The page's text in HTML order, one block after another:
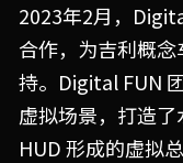
2023年2月，
合作，为吉利概
持。 Digital FUN
虚拟场景，打造
HUD 形成的虚拟